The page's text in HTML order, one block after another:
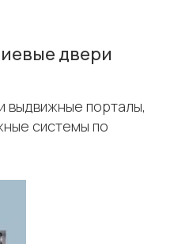
двери
выдвижные порталы,
системы по